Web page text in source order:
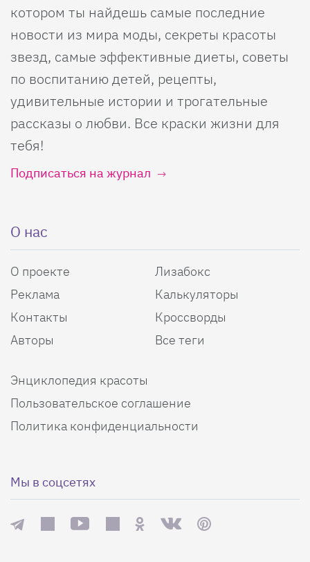
котором ты найдешь самые последние
новости из мира моды, секреты красоты
звезд, самые эффективные диеты, советы
по воспитанию детей, рецепты,
удивительные истории и трогательные
рассказы о любви. Все краски жизни для
тебя!
Подписаться на журнал
О нас
О проекте
Реклама
Контакты
Авторы
Лизабокс
Калькуляторы
Кроссворды
Все теги
Энциклопедия красоты
Пользовательское соглашение
Политика конфиденциальности
Мы в соцсетях